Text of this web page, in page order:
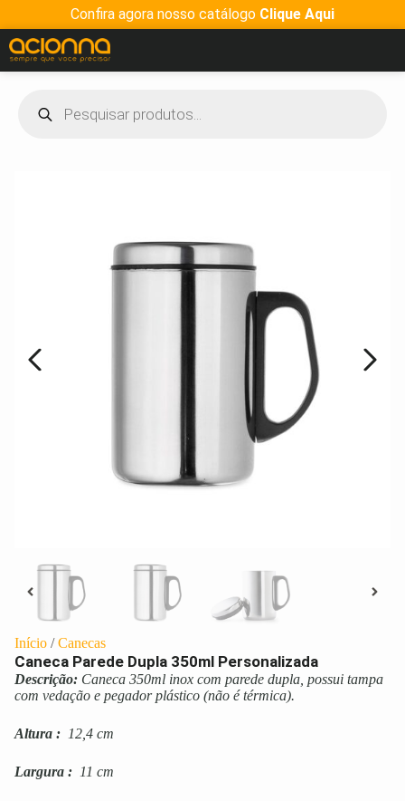
Confira agora nosso catálogo Clique Aqui
Início /Canecas
Caneca Parede Dupla 350ml Personalizada
Descrição: Caneca 350ml inox com parede dupla, possui tampa
com vedação e pegador plástico (não é térmica).
Altura : 12,4 cm
Largura : 11 cm